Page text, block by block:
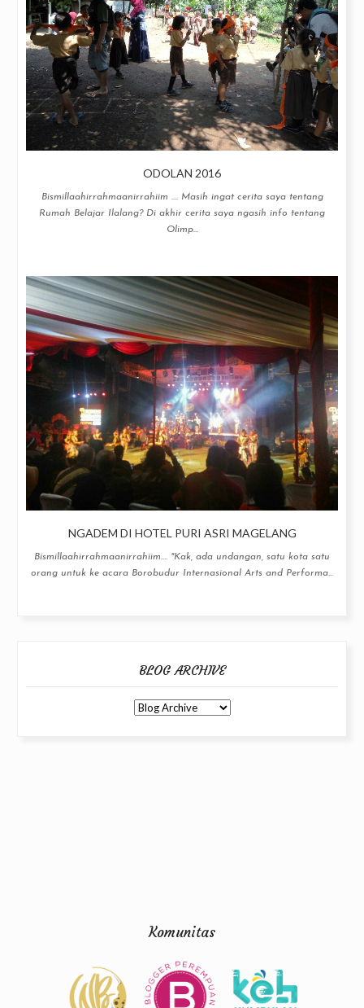
ODOLAN 2016
Bismillaahirrahmaanirrahiim .... Masih ingat cerita saya tentang
Rumah Belajar Ilalang? Di akhir cerita saya ngasih info tentang
Olimp...
NGADEM DI HOTEL PURI ASRI MAGELANG
Bismillaahirrahmaanirrahiim.... "Kak, ada undangan, satu kota satu
orang untuk ke acara Borobudur Internasional Arts and Performa...
BLOG ARCHIVE
Komunitas